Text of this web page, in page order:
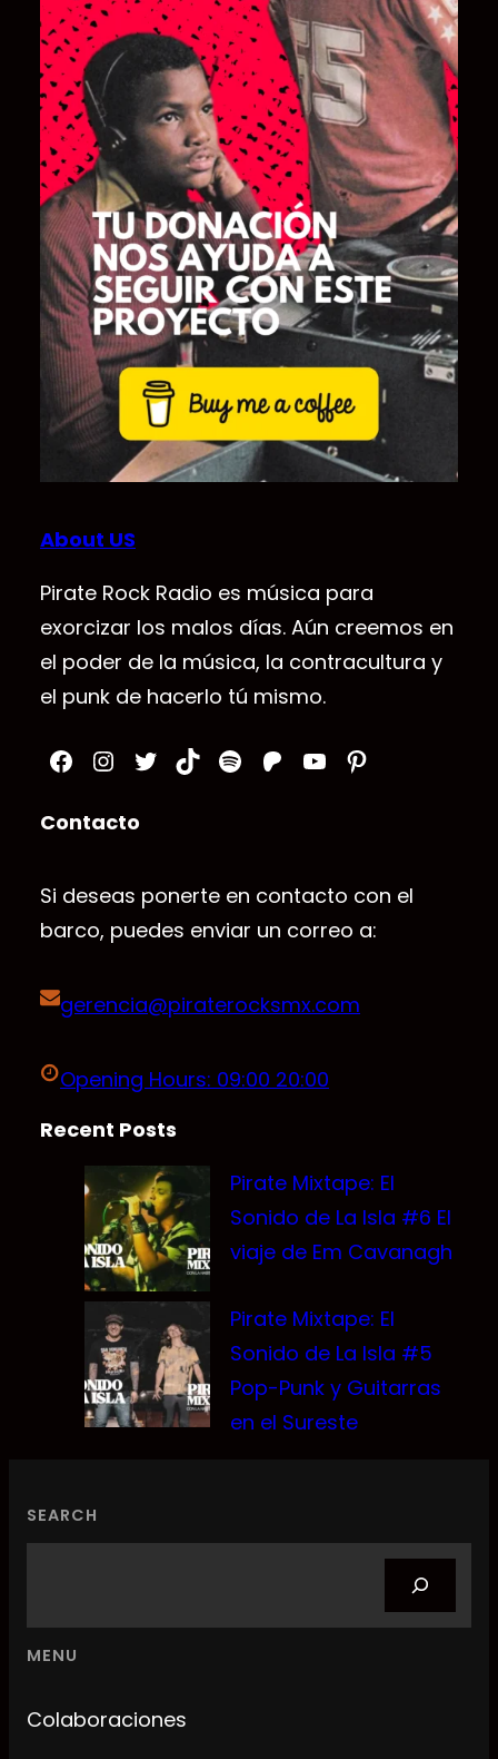
About US
Pirate Rock Radio es música para
exorcizar los malos días. Aún creemos en
el poder de la música, la contracultura y
el punk de hacerlo tú mismo.
Facebook Instagram Twitter TikTok Spotify Patreon YouTube Pinterest
Contacto
Si deseas ponerte en contacto con el
barco, puedes enviar un correo a:
gerencia@piraterocksmx.com
Opening Hours: 09:00 20:00
Recent Posts
Pirate Mixtape: El
Sonido de La Isla #6 El
viaje de Em Cavanagh
Pirate Mixtape: El
Sonido de La Isla #5
Pop-Punk y Guitarras
en el Sureste
SEARCH
MENU
Colaboraciones